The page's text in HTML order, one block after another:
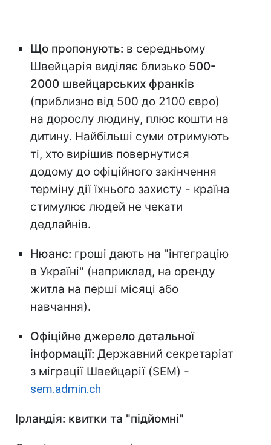
Що пропонують: в середньому
Швейцарія виділяє близько 500-
2000 швейцарських франків
(приблизно від 500 до 2100 євро)
на дорослу людину, плюс кошти на
дитину. Найбільші суми отримують
ті, хто вирішив повернутися
додому до офіційного закінчення
терміну дії їхнього захисту - країна
стимулює людей не чекати
дедлайнів.
Нюанс: гроші дають на "інтеграцію
в Україні" (наприклад, на оренду
житла на перші місяці або
навчання).
Офіційне джерело детальної
інформації: Державний секретаріат
з міграції Швейцарії (SEM) -
sem.admin.ch
Ірландія: квитки та "підйомні"